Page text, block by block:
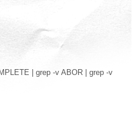
| grep -v ABOR | grep -v